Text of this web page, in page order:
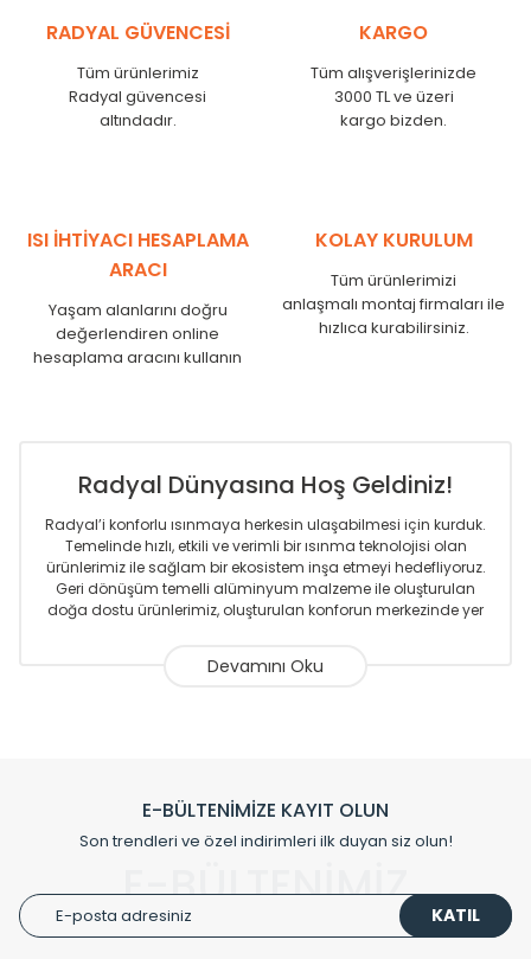
RADYAL GÜVENCESİ
Tüm ürünlerimiz
Radyal güvencesi
altındadır.
KARGO
Tüm alışverişlerinizde
3000 TL ve üzeri
kargo bizden.
ISI İHTİYACI HESAPLAMA
ARACI
Yaşam alanlarını doğru
değerlendiren online
hesaplama aracını kullanın
KOLAY KURULUM
Tüm ürünlerimizi
anlaşmalı montaj firmaları ile
hızlıca kurabilirsiniz.
Radyal Dünyasına Hoş Geldiniz!
Radyal’i konforlu ısınmaya herkesin ulaşabilmesi için kurduk.
Temelinde hızlı, etkili ve verimli bir ısınma teknolojisi olan
ürünlerimiz ile sağlam bir ekosistem inşa etmeyi hedefliyoruz.
Geri dönüşüm temelli alüminyum malzeme ile oluşturulan
doğa dostu ürünlerimiz, oluşturulan konforun merkezinde yer
Sizlere sunmakta olduğumuz Alüminyum Radyatör ve
gurur duymaktadır. Avrupa’ya yapmakta olduğu ihracat ile
de ürünlerinde sadece tasarımın ön planda olmadığını aynı
zamanda kalite olarak ta en üst seviyede olduğunu
Çevreci ve yeşil enerji yaklaşımlarıyla ve sıfır karbon ayak izi
hedefiyle üretim yapan Radyal çevreye duyarlı üretim
E-BÜLTENİMİZE KAYIT OLUN
Son trendleri ve özel indirimleri ilk duyan siz olun!
E-BÜLTENİMİZ KATIL